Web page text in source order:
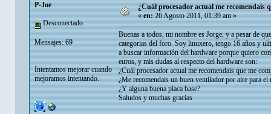
P-Joe
Desconectado
Mensajes: 69
Intentamos mejorar cuando
mejoramos intentando.
¿Cuál procesador actual me recomendais
«en:26 Agosto 2011, 01:39 am »
Buenas a todos, mi nombre es Jorge, y a pesar de
categorias del foro. Soy linuxero, tengo 16 años y
a buscar información del hardware porque quiero
euros, y mis dudas al respecto del hardware son:
¿Cuál procesador actual me recomendais que me
¿Me recomendais un buen ventilador por aire para el
¿Y alguna buena placa base?
Saludos y muchas gracias